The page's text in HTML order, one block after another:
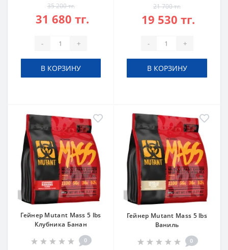
35 200 тг.
31 680 тг.
- +
В КОРЗИНУ
21 700 тг.
19 530 тг.
- +
В КОРЗИНУ
Гейнер Mutant Mass 5 lbs
Клубника Банан
0
Гейнер Mutant Mass 5 lbs
Ваниль
0